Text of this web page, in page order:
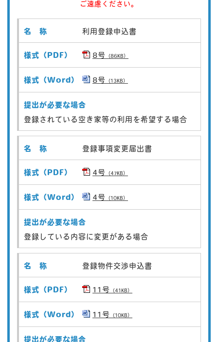
ご遠慮ください。
利用登録申込書
8号 （86KB）
8号 （13KB）
登録されている空き家等の利用を希望する場合
登録事項変更届出書
4号 （47KB）
4号 （10KB）
登録している内容に変更がある場合
登録物件交渉申込書
11号 （41KB）
11号 （10KB）